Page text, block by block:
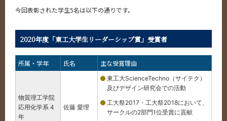
今回表彰された学生5名は以下の通りです。
2020年度「東工大学生リーダーシップ賞」受賞者
所属・学年 氏名 主な受賞理由
物質理工学院
応用化学系 4
年
佐藤 愛理
東工大ScienceTechno（サイテク）
及びデザイン研究会での活動
工大祭2017・工大祭2018において、
サークルの2部門1位受賞に貢献
学内向け情報
系詳細情報
CLOSE